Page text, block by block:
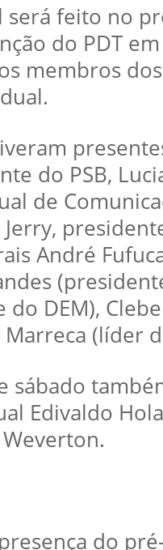
será feito no
do PDT
membros
do PSB,
de
André
do DEM),
(líder
sábado
Edivaldo
do